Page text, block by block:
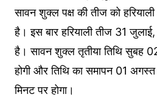
सावन शुक्ल पक्ष की तीज को
है। इस बार हरियाली तीज 31 जुलाई,
है। सावन शुक्ल तृतीया तिथि सुबह
होगी और तिथि का समापन 01
मिनट पर होगा।